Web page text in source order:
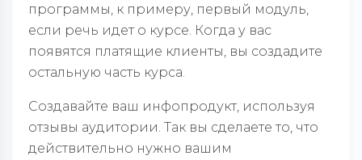
программы, к примеру, первый модуль,
если речь идет о курсе. Когда у вас
появятся платящие клиенты, вы создадите
остальную часть курса.
Создавайте ваш инфопродукт, используя
отзывы аудитории. Так вы сделаете то, что
действительно нужно вашим